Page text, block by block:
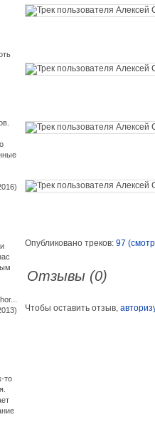
то
Опубликовано треков: 97
Отзывы (0)
Чтобы оставить отзыв,